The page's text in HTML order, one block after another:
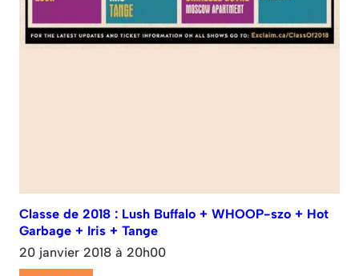
Classe de 2018 : Lush Buffalo + WHOOP-szo + Hot
Garbage + Iris + Tange
20 janvier 2018 à 20h00